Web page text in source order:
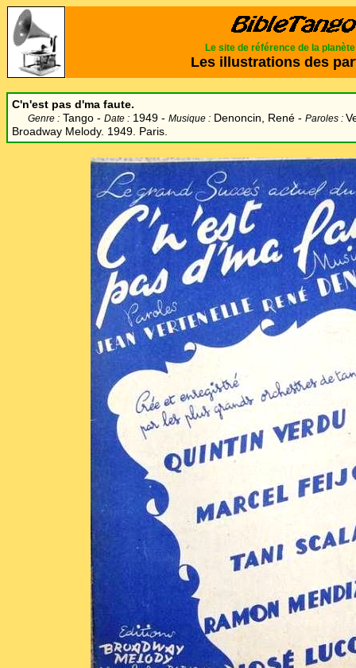
Le site de référence de la planète
Les illustrations des
C'n'est pas d'ma faute.
Genre : Tango - Date : 1949 - Musique : Denoncin, René - Paroles :
Broadway Melody. 1949. Paris.